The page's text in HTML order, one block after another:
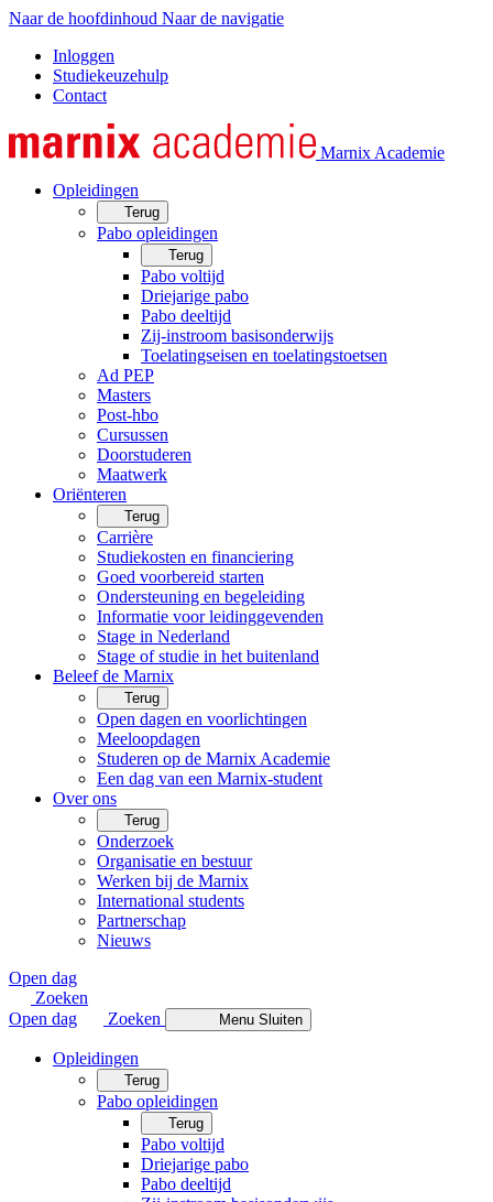
Naar de hoofdinhoud Naar de navigatie
Inloggen
Studiekeuzehulp
Contact
Marnix Academie
Opleidingen
Terug
Pabo opleidingen
Terug
Pabo voltijd
Driejarige pabo
Pabo deeltijd
Zij-instroom basisonderwijs
Toelatingseisen en toelatingstoetsen
Ad PEP
Masters
Post-hbo
Cursussen
Doorstuderen
Maatwerk
Oriënteren
Terug
Carrière
Studiekosten en financiering
Goed voorbereid starten
Ondersteuning en begeleiding
Informatie voor leidinggevenden
Stage in Nederland
Stage of studie in het buitenland
Beleef de Marnix
Terug
Open dagen en voorlichtingen
Meeloopdagen
Studeren op de Marnix Academie
Een dag van een Marnix-student
Over ons
Terug
Onderzoek
Organisatie en bestuur
Werken bij de Marnix
International students
Partnerschap
Nieuws
Open dag
Zoeken
Open dag
Zoeken Menu Sluiten
Opleidingen
Terug
Pabo opleidingen
Terug
Pabo voltijd
Driejarige pabo
Pabo deeltijd